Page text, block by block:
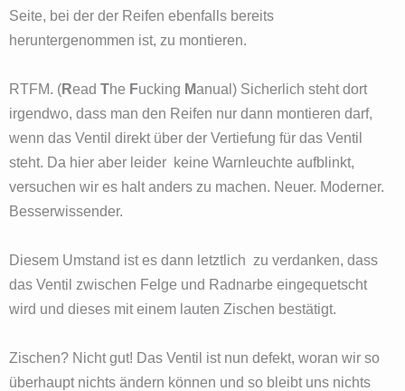
Seite, bei der der Reifen ebenfalls bereits
heruntergenommen ist, zu montieren.
RTFM. (Read The Fucking Manual) Sicherlich steht dort
irgendwo, dass man den Reifen nur dann montieren darf,
wenn das Ventil direkt über der Vertiefung für das Ventil
steht. Da hier aber leider keine Warnleuchte aufblinkt,
versuchen wir es halt anders zu machen. Neuer. Moderner.
Besserwissender.
Diesem Umstand ist es dann letztlich zu verdanken, dass
das Ventil zwischen Felge und Radnarbe eingequetscht
wird und dieses mit einem lauten Zischen bestätigt.
Zischen? Nicht gut! Das Ventil ist nun defekt, woran wir so
überhaupt nichts ändern können und so bleibt uns nichts